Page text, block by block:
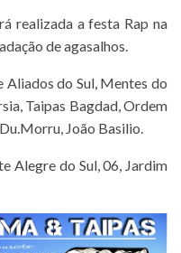
realizada a festa Rap na
de agasalhos.
Aliados do Sul, Mentes do
Taipas Bagdad, Ordem
João Basilio.
Alegre do Sul, 06, Jardim